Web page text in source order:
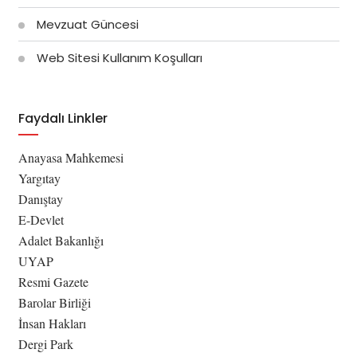
Mevzuat Güncesi
Web Sitesi Kullanım Koşulları
Faydalı Linkler
Anayasa Mahkemesi
Yargıtay
Danıştay
E-Devlet
Adalet Bakanlığı
UYAP
Resmi Gazete
Barolar Birliği
İnsan Hakları
Dergi Park